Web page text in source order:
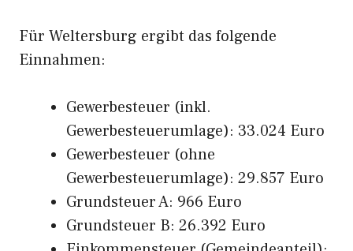
Für Weltersburg ergibt das folgende
Einnahmen:
Gewerbesteuer (inkl.
Gewerbesteuerumlage): 33.024 Euro
Gewerbesteuer (ohne
Gewerbesteuerumlage): 29.857 Euro
Grundsteuer A: 966 Euro
Grundsteuer B: 26.392 Euro